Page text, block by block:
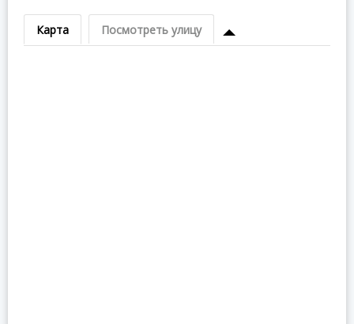
Карта Посмотреть улицу